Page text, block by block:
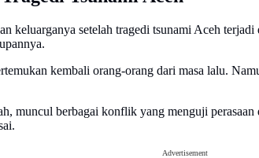
keluarganya setelah tragedi tsunami Aceh
kembali orang-orang dari masa lalu.
muncul berbagai konflik yang menguji
Advertisement